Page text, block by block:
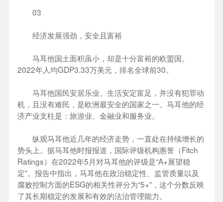
03
经济发展强劲，安全且富裕
马耳他国土面积虽小，却是十分富裕的欧盟国。
2022年人均GDP3.33万美元，排名全球前30。
马耳他国民安居乐业、生活安定富足，并没有犯罪动
机，且没有难民，是欧洲最安全的国家之一。马耳他的经
济产业支柱是：旅游业、金融业和服务业。
纵观马耳他近几年的经济走势，一直处在持续增长的
势头上。据马耳他时报报道，国际评级机构惠誉（Fitch
Ratings）在2022年5月对马耳他的评级是“A+展望稳
定”。报告中指出，马耳他在政治稳定性、监管质量以及
腐败控制方面的ESG的相关性评分为“5+”，这个分数反映
了其长期稳定的发展和有效的法治管理能力。